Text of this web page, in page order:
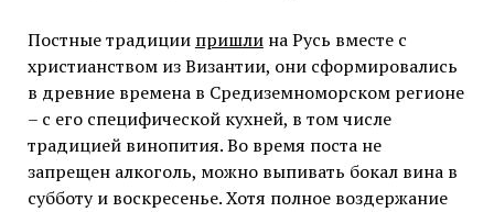
Постные традиции пришлина Русь вместе с
христианством из Византии, они сформировались
в древние времена в Средиземноморском регионе
– с его специфической кухней, в том числе
традицией винопития. Во время поста не
запрещен алкоголь, можно выпивать бокал вина в
субботу и воскресенье. Хотя полное воздержание